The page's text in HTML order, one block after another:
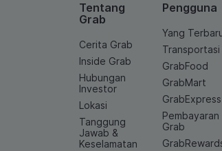
Tentang
Grab
Cerita Grab
Inside Grab
Hubungan
Investor
Lokasi
Tanggung
Jawab &
Keselamatan
Pengguna
Yang
Transportasi
GrabFood
GrabMart
GrabExpress
Pembayaran
Grab